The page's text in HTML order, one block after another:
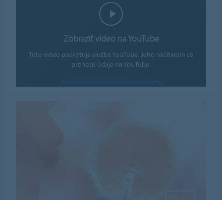
Zobraziť video na YouTube
Toto video poskytuje služba YouTube. Jeho načítaním sa
prenesú údaje na YouTube.